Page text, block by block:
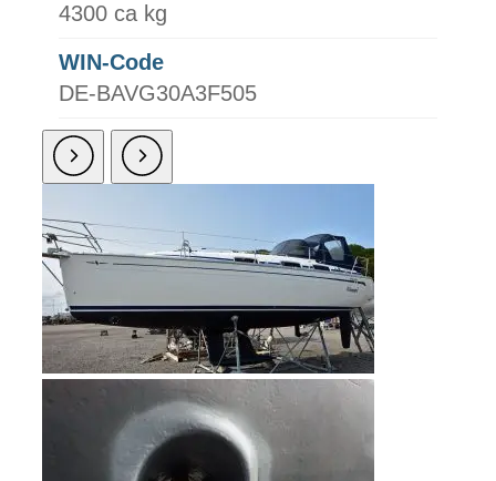
4300 ca kg
WIN-Code
DE-BAVG30A3F505